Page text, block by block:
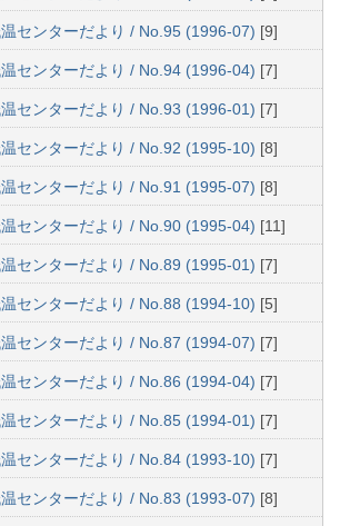
センターだより / No.95 (1996-07) [9]
センターだより / No.94 (1996-04) [7]
センターだより / No.93 (1996-01) [7]
センターだより / No.92 (1995-10) [8]
センターだより / No.91 (1995-07) [8]
センターだより / No.90 (1995-04) [11]
センターだより / No.89 (1995-01) [7]
センターだより / No.88 (1994-10) [5]
センターだより / No.87 (1994-07) [7]
センターだより / No.86 (1994-04) [7]
センターだより / No.85 (1994-01) [7]
センターだより / No.84 (1993-10) [7]
センターだより / No.83 (1993-07) [8]